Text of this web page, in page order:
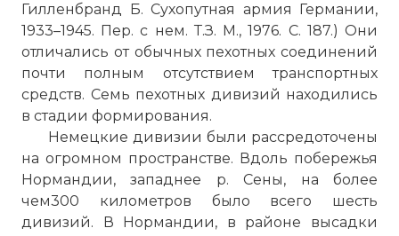
Гилленбранд Б. Сухопутная армия Германии,
1933–1945. Пер. с нем. Т.З. М., 1976. С. 187.) Они
отличались от обычных пехотных соединений
почти полным отсутствием транспортных
средств. Семь пехотных дивизий находились
в стадии формирования.
Немецкие дивизии были рассредоточены
на огромном пространстве. Вдоль побережья
Нормандии, западнее р. Сены, на более
чем300 километров было всего шесть
дивизий. В Нормандии, в районе высадки